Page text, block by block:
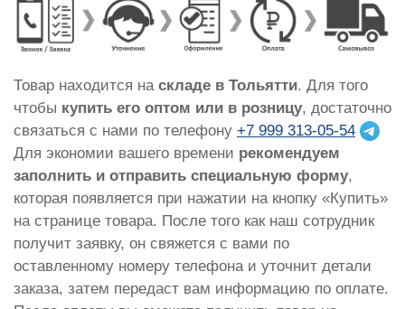
Товар находится на складе в Тольятти. Для того
чтобы купить его оптом или в розницу, достаточно
связаться с нами по телефону +7 999 313-05-54
Для экономии вашего времени рекомендуем
заполнить и отправить специальную форму,
которая появляется при нажатии на кнопку «Купить»
на странице товара. После того как наш сотрудник
получит заявку, он свяжется с вами по
оставленному номеру телефона и уточнит детали
заказа, затем передаст вам информацию по оплате.